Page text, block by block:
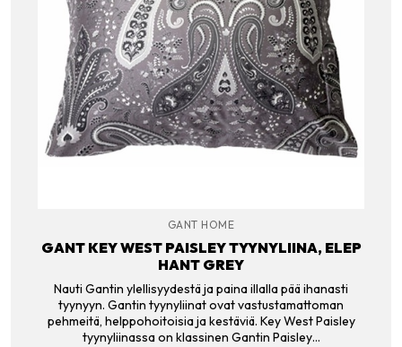
GANT HOME
GANT KEY WEST PAISLEY TYYNYLIINA, ELEP
HANT GREY
Nauti Gantin ylellisyydestä ja paina illalla pää ihanasti
tyynyyn. Gantin tyynyliinat ovat vastustamattoman
pehmeitä, helppohoitoisia ja kestäviä. Key West Paisley
tyynyliinassa on klassinen Gantin Paisley…